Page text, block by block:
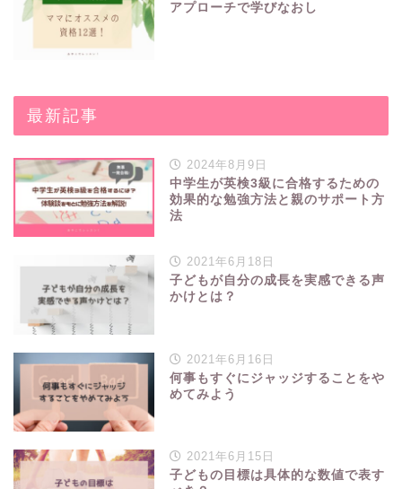
アプローチで学びなおし
最新記事
2024年8月9日
中学生が英検3級に合格するための
効果的な勉強方法と親のサポート方
法
2021年6月18日
子どもが自分の成長を実感できる声
かけとは？
2021年6月16日
何事もすぐにジャッジすることをや
めてみよう
2021年6月15日
子どもの目標は具体的な数値で表す